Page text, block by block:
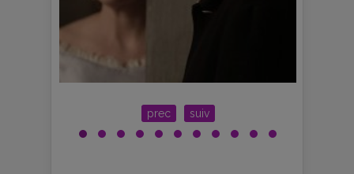
prec suiv